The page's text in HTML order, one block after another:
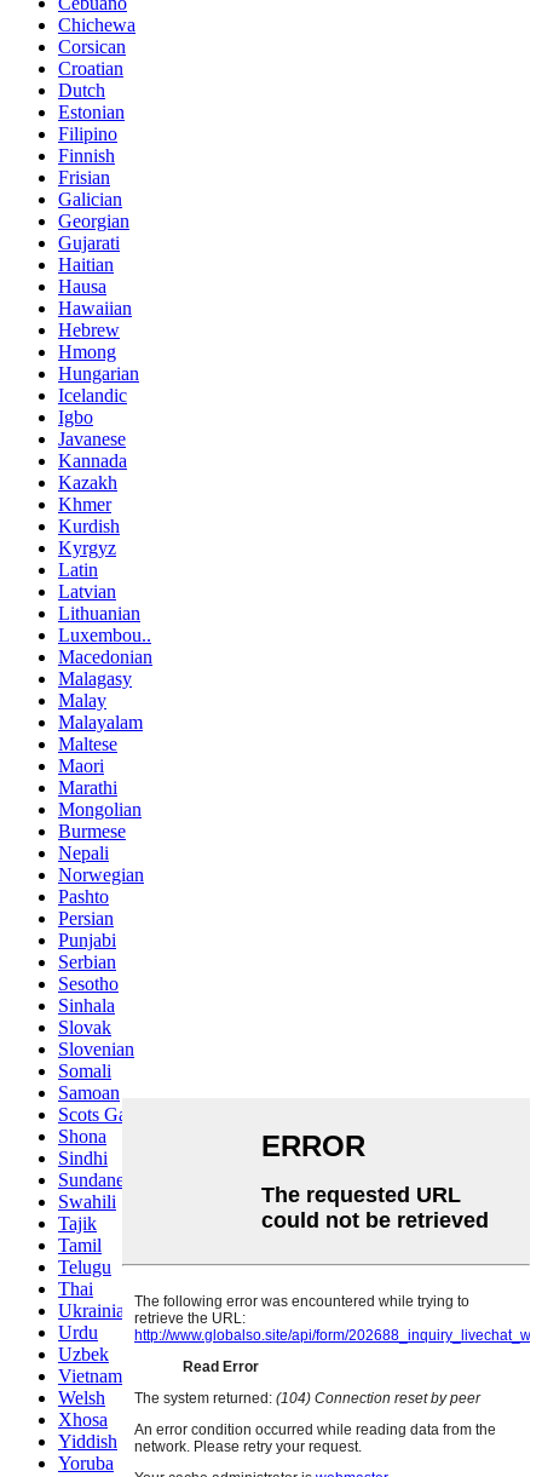
Chichewa
Corsican
Croatian
Dutch
Estonian
Filipino
Finnish
Frisian
Galician
Georgian
Gujarati
Haitian
Hausa
Hawaiian
Hebrew
Hmong
Hungarian
Icelandic
Igbo
Javanese
Kannada
Kazakh
Khmer
Kurdish
Kyrgyz
Latin
Latvian
Lithuanian
Luxembou..
Macedonian
Malagasy
Malay
Malayalam
Maltese
Maori
Marathi
Mongolian
Burmese
Nepali
Norwegian
Pashto
Persian
Punjabi
Serbian
Sesotho
Sinhala
Slovak
Slovenian
Somali
Samoan
Scots Gaelic
Shona
Sindhi
Sundanese
Swahili
Tajik
Tamil
Telugu
Thai
Ukrainian
Urdu
Uzbek
Vietnamese
Welsh
Xhosa
Yiddish
Yoruba